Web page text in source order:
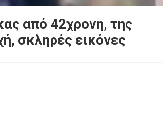
από 42χρονη, της
σκληρές εικόνες